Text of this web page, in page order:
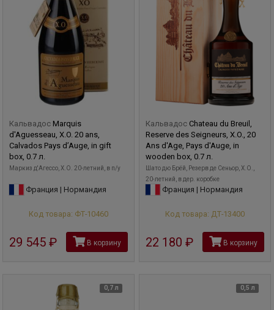
Кальвадос Marquis
d'Aguesseau, X.O. 20 ans,
Calvados Pays d’Auge, in gift
box, 0.7 л.
Маркиз д'Агессо, X.O. 20-летний, в п/у
Франция | Нормандия
Код товара: ФТ-10460
29 545 рубВ корзину
Кальвадос Chateau du Breuil,
Reserve des Seigneurs, X.O., 20
Ans d'Age, Pays d'Auge, in
wooden box, 0.7 л.
Шато дю Брёй, Резерв де Сеньор, Х.О.,
20-летний, в дер. коробке
Франция | Нормандия
Код товара: ДТ-13400
22 180 рубВ корзину
0,7 л 0,5 л